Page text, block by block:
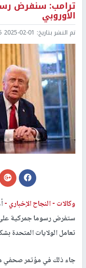
ترامب: سنفرض
الأوروبي
تم النشر بتاريخ: 2025-02-01 17:45
وكالات -النجاح الإخباري -
ستفرض رسوما جمركية على
تعامل الولايات المتحدة
جاء ذلك في مؤتمر صحفي